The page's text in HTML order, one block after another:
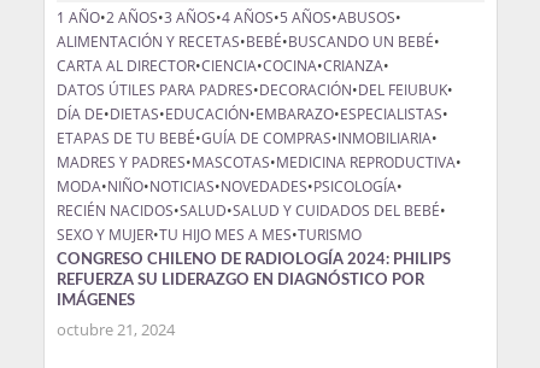
1 AÑO•2 AÑOS•3 AÑOS•4 AÑOS•5 AÑOS•ABUSOS•
ALIMENTACIÓN Y RECETAS•BEBÉ•BUSCANDO UN BEBÉ•
CARTA AL DIRECTOR•CIENCIA•COCINA•CRIANZA•
DATOS ÚTILES PARA PADRES•DECORACIÓN•DEL FEIUBUK•
DÍA DE•DIETAS•EDUCACIÓN•EMBARAZO•ESPECIALISTAS•
ETAPAS DE TU BEBÉ•GUÍA DE COMPRAS•INMOBILIARIA•
MADRES Y PADRES•MASCOTAS•MEDICINA REPRODUCTIVA•
MODA•NIÑO•NOTICIAS•NOVEDADES•PSICOLOGÍA•
RECIÉN NACIDOS•SALUD•SALUD Y CUIDADOS DEL BEBÉ•
SEXO Y MUJER•TU HIJO MES A MES•TURISMO
CONGRESO CHILENO DE RADIOLOGÍA 2024: PHILIPS
REFUERZA SU LIDERAZGO EN DIAGNÓSTICO POR
IMÁGENES
octubre 21, 2024